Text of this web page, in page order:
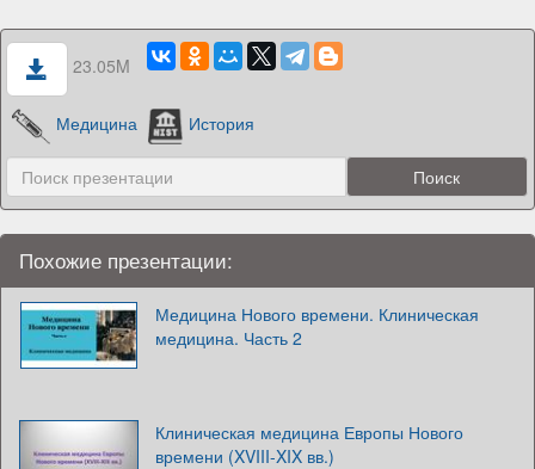
23.05M
Медицина История
Похожие презентации:
Медицина Нового времени. Клиническая
медицина. Часть 2
Клиническая медицина Европы Нового
времени (XVIII-XIX вв.)